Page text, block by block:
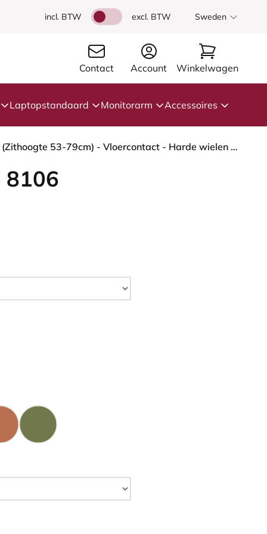
incl. BTW excl. BTW Sweden
Contact Account Winkelwagen
Laptopstandaard Monitorarm Accessoires
HÅG Capisco 8106 - Sirdal (GU) - Wol - SRD780 Dark blue - Framekleur - Wit - Gasveer - 265 mm (Zithoogte 53-79cm) - Vloercontact - Harde wielen t.b.v. zachte vloeren - Voetenring - Ja, in framekleur - Voetster - Nee, voetster in framekleur
8106